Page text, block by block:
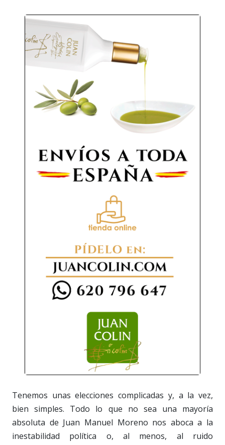
Tenemos unas elecciones complicadas y, a la vez,
bien simples. Todo lo que no sea una mayoría
absoluta de Juan Manuel Moreno nos aboca a la
inestabilidad política o, al menos, al ruido